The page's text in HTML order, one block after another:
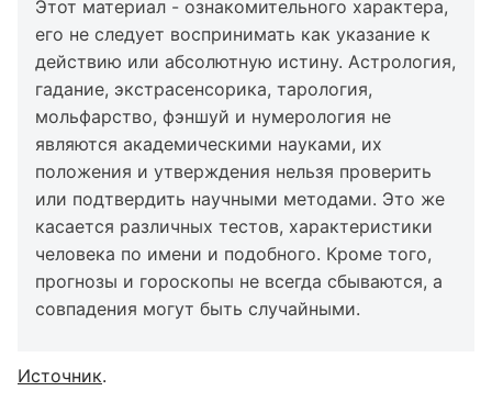
Этот материал - ознакомительного характера,
его не следует воспринимать как указание к
действию или абсолютную истину. Астрология,
гадание, экстрасенсорика, тарология,
мольфарство, фэншуй и нумерология не
являются академическими науками, их
положения и утверждения нельзя проверить
или подтвердить научными методами. Это же
касается различных тестов, характеристики
человека по имени и подобного. Кроме того,
прогнозы и гороскопы не всегда сбываются, а
совпадения могут быть случайными.
Источник.